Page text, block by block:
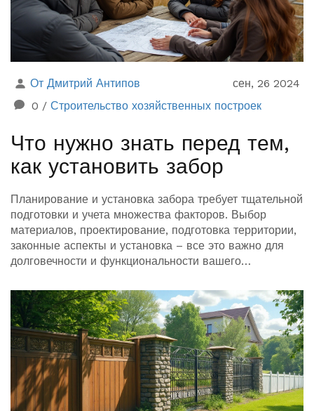
От Дмитрий Антипов
сен, 26 2024
0 / Строительство хозяйственных построек
Что нужно знать перед тем,
как установить забор
Планирование и установка забора требует тщательной
подготовки и учета множества факторов. Выбор
материалов, проектирование, подготовка территории,
законные аспекты и установка – все это важно для
долговечности и функциональности вашего
моменты на каждом этапе строительства.